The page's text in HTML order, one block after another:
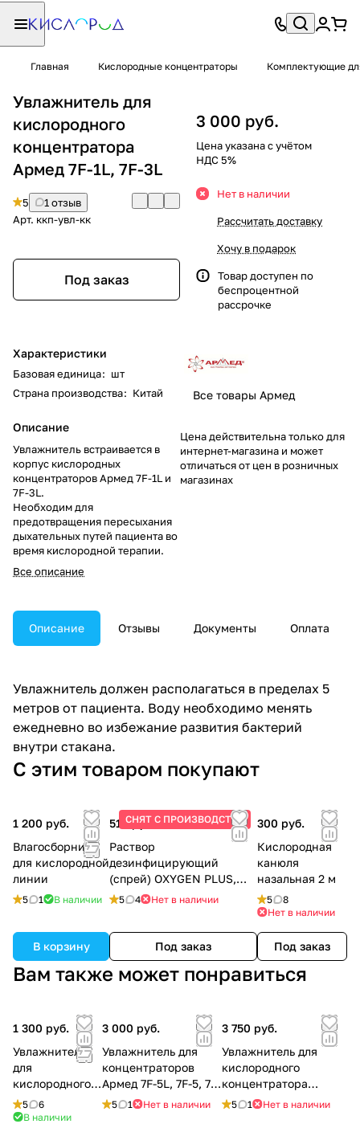
Главная Кислородные концентраторы Комплектующие
Увлажнитель для
кислородного
концентратора
Армед 7F-1L, 7F-3L
5
1 отзыв
Арт. ккп-увл-кк
Под заказ
Характеристики
Базовая единица: шт
Страна производства: Китай
Описание
Увлажнитель встраивается в
корпус кислородных
концентраторов Армед 7F-1L и
7F-3L.
Необходим для
предотвращения пересыхания
дыхательных путей пациента во
время кислородной терапии.
Все описание
3 000 руб.
Цена указана с учётом
НДС 5%
Нет в наличии
Рассчитать доставку
Хочу в подарок
Товар доступен по
беспроцентной
рассрочке
Все товары Армед
Цена действительна только для
интернет-магазина и может
отличаться от цен в розничных
магазинах
Описание Отзывы Документы Оплата
Увлажнитель должен располагаться в пределах 5
метров от пациента. Воду необходимо менять
ежедневно во избежание развития бактерий
внутри стакана.
С этим товаром покупают
1 200 руб.
Влагосборник
для кислородной
линии
5 1 В наличии
В корзину
СНЯТ С ПРОИЗВОДСТВА
510 руб.
Раствор
дезинфицирующий
(спрей) OXYGEN PLUS,
150 мл.
5 4 Нет в наличии
Под заказ
300 руб.
Кислородная
канюля
назальная 2 м
5
8
Нет в наличии
Под заказ
Вам также может понравиться
1 300 руб.
Увлажнитель
для
кислородного
концентратора
5
6
В наличии
3 000 руб.
Увлажнитель для
концентраторов
Армед 7F-5L, 7F-5, 7F-
8L, 8F-5
5 1 Нет в наличии
3 750 руб.
Увлажнитель для
кислородного
концентратора
Atmung LFY-I-5F-11
5 1 Нет в наличии